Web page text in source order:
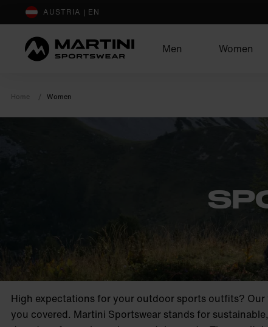
sr.Table Of Content
AUSTRIA | EN
Men Women
Home Women
High expectations for your outdoor sports outfits?
you covered. Martini Sportswear stands for